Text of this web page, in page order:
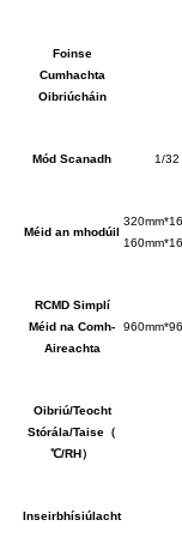
Foinse
Cumhachta
Oibriúcháin
Mód Scanadh 1/32
Méid an mhodúil
RCMD Simplí
Méid na Comh-
Aireachta
Oibriú/Teocht
Stórála/Taise （
℃/RH）
Inseirbhísiúlacht